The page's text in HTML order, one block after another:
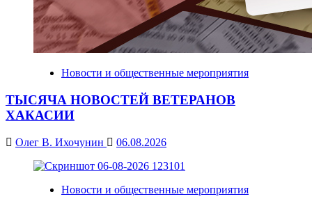
Новости и общественные мероприятия
ТЫСЯЧА НОВОСТЕЙ ВЕТЕРАНОВ
ХАКАСИИ
Олег В. Ихочунин 06.08.2026
Новости и общественные мероприятия